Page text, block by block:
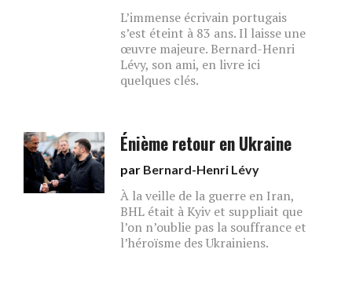
L’immense écrivain portugais
s’est éteint à 83 ans. Il laisse une
œuvre majeure. Bernard-Henri
Lévy, son ami, en livre ici
quelques clés.
Énième retour en Ukraine
par Bernard-Henri Lévy
À la veille de la guerre en Iran,
BHL était à Kyiv et suppliait que
l’on n’oublie pas la souffrance et
l’héroïsme des Ukrainiens.